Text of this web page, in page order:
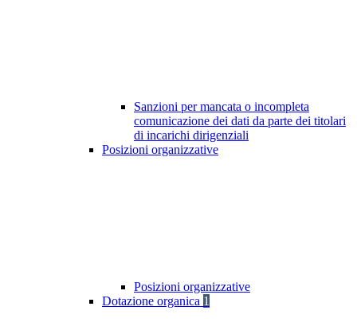
Sanzioni per mancata o incompleta
comunicazione dei dati da parte dei titolari
di incarichi dirigenziali
Posizioni organizzative
Posizioni organizzative
Dotazione organica 1